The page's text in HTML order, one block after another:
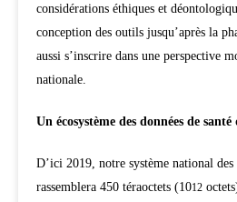
considérations éthiques et
conception des outils jusqu’après la
aussi s’inscrire dans une perspective
nationale.
Un écosystème des données de
D’ici 2019, notre système national des
rassemblera 450 téraoctets (1012